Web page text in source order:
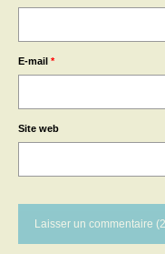
E-mail *
Site web